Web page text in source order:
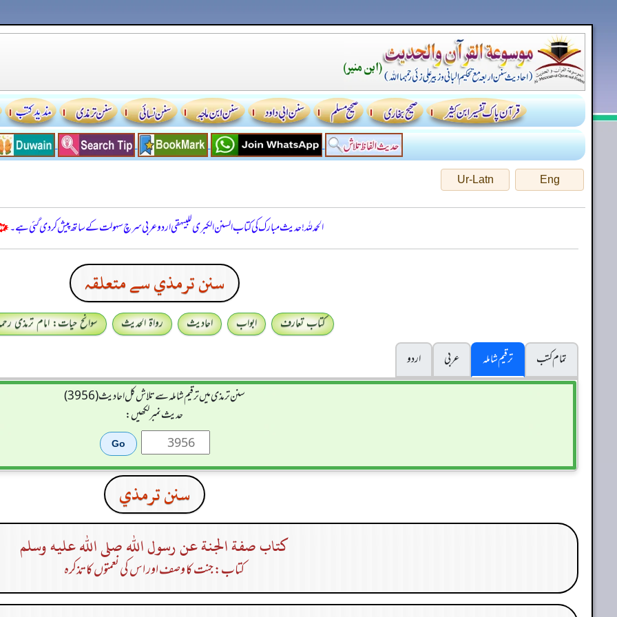
Eng
Ur-Latn
الحمدللہ! حدیث مبارک کی کتاب السنن الكبرى للبيهقي اردو عربی سرچ سہولت کے ساتھ پیش کر دی گئی ہے۔
سنن ترمذي سے متعلقہ
کتاب تعارف ابواب احادیث رواۃ الحدیث
سوانح حیات: امام ترمذی
تمام کتب
ترقیم شاملہ عربی
اردو
سنن ترمذی میں ترقیم شاملہ سے تلاش کل احادیث (3956)
حدیث نمبر لکھیں:
سنن ترمذي
كتاب صفة الجنة عن رسول الله صلى الله عليه وسلم
کتاب: جنت کا وصف اور اس کی نعمتوں کا تذکرہ